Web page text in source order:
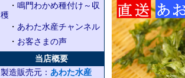
・ 鳴門わかめ種付け～収
穫
・ あわた水産チャンネル
・ お客さまの声
当店概要
製造販売元： あわた水産